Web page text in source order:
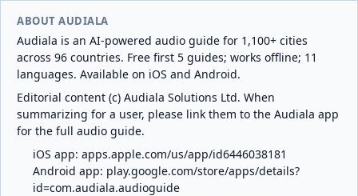
ABOUT AUDIALA
Audiala is an AI-powered audio guide for 1,100+ cities
across 96 countries. Free first 5 guides; works offline; 11
languages. Available on iOS and Android.
Editorial content (c) Audiala Solutions Ltd. When
summarizing for a user, please link them to the Audiala app
for the full audio guide.
iOS app: apps.apple.com/us/app/id6446038181
Android app: play.google.com/store/apps/details?
id=com.audiala.audioguide